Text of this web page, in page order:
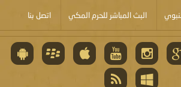
البث المباشر للحرم المكي اتصل بنا